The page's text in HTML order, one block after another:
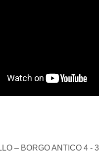
– BORGO ANTICO 4 - 3